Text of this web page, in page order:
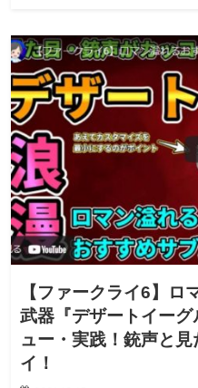
【ファークライ6】ロ
武器『デザートイー
ュー・実践！銃声と
イ！